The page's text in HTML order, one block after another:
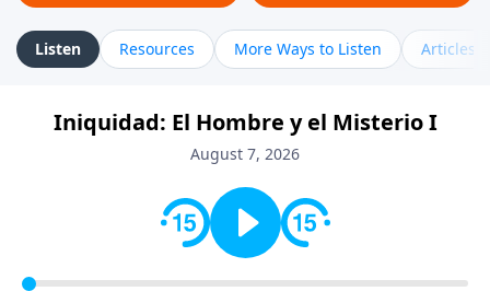
Listen Resources More Ways to Listen Articles
Iniquidad: El Hombre y el Misterio I
August 7, 2026